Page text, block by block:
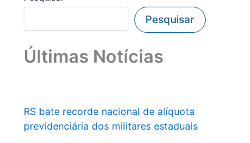
Pesquisar
Últimas Notícias
RS bate recorde nacional de alíquota
previdenciária dos militares estaduais